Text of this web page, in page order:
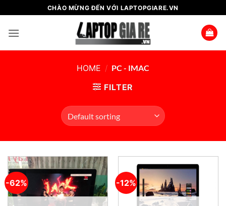
qua
nội
CHÀO MỪNG ĐẾN VỚI LAPTOPGIARE.VN
HOME / PC - IMAC
FILTER
-62% -12%